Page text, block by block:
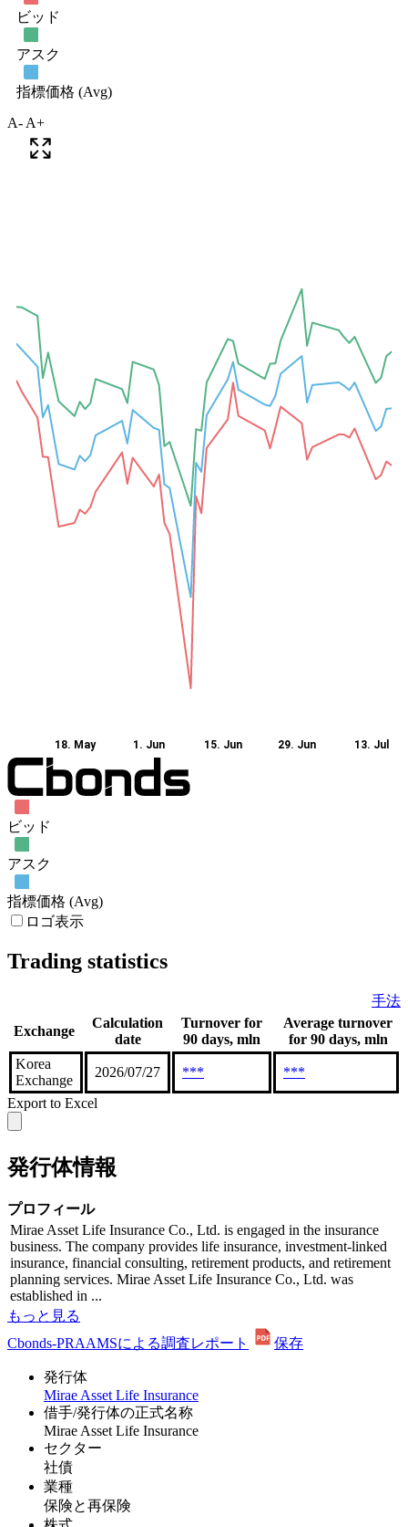
A- A+
18. May 1. Jun 15. Jun 29. Jun 13. Jul
ビッド
アスク
指標価格 (Avg)
ロゴ表示
Trading statistics
手法
Exchange
Calculation
date
Turnover for
90 days, mln
Average turnover
for 90 days, mln
Korea
Exchange
2026/07/27 ***
***
Export to Excel
発行体情報
プロフィール
Mirae Asset Life Insurance Co., Ltd. is engaged in the insurance
business. The company provides life insurance, investment-linked
insurance, financial consulting, retirement products, and retirement
planning services. Mirae Asset Life Insurance Co., Ltd. was
established in ...
もっと見る
Cbonds-PRAAMSによる調査レポート
保存
発行体
Mirae Asset Life Insurance
借手/発行体の正式名称
Mirae Asset Life Insurance
セクター
社債
業種
保険と再保険